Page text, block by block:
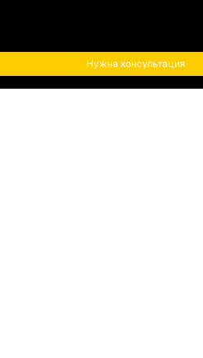
Нужна консультация